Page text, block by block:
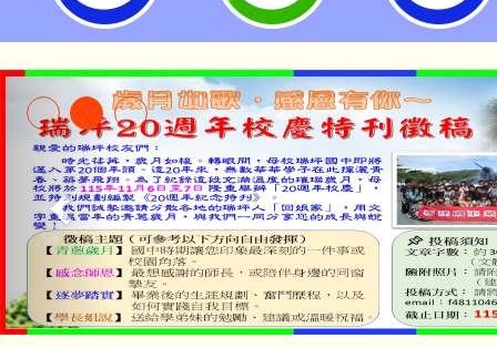
照。-桃園市立瑞坪國民中學
公告本校115學年度第
代理(課)教師甄選結果(
「2026金融保險知識